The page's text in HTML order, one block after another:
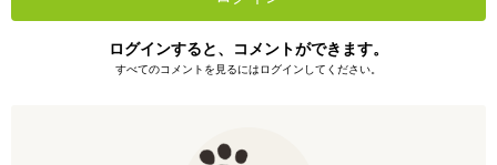
ログインすると、コメントができます。
すべてのコメントを見るにはログインしてください。